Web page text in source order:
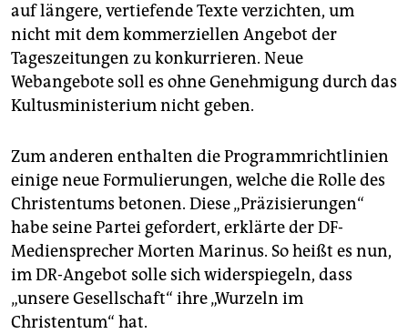
auf längere, vertiefende Texte verzichten, um
nicht mit dem kommerziellen Angebot der
Tageszeitungen zu konkurrieren. Neue
Webangebote soll es ohne Genehmigung durch das
Kultusministerium nicht geben.
Zum anderen enthalten die Programmrichtlinien
einige neue Formulierungen, welche die Rolle des
Christentums betonen. Diese „Präzisierungen“
habe seine Partei gefordert, erklärte der DF-
Mediensprecher Morten Marinus. So heißt es nun,
im DR-Angebot solle sich widerspiegeln, dass
„unsere Gesellschaft“ ihre „Wurzeln im
Christentum“ hat.